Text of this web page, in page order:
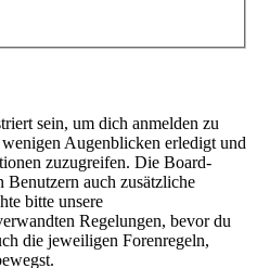
sein, um dich anmelden zu
Augenblicken erledigt und
zuzugreifen. Die Board-
auch zusätzliche
bitte unsere
Regelungen, bevor du
die jeweiligen Forenregeln,